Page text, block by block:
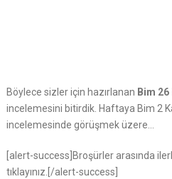
Böylece sizler için hazırlanan Bim
incelemesini bitirdik. Haftaya Bim 2
incelemesinde görüşmek üzere…
[alert-success]Broşürler arasında
tıklayınız.[/alert-success]